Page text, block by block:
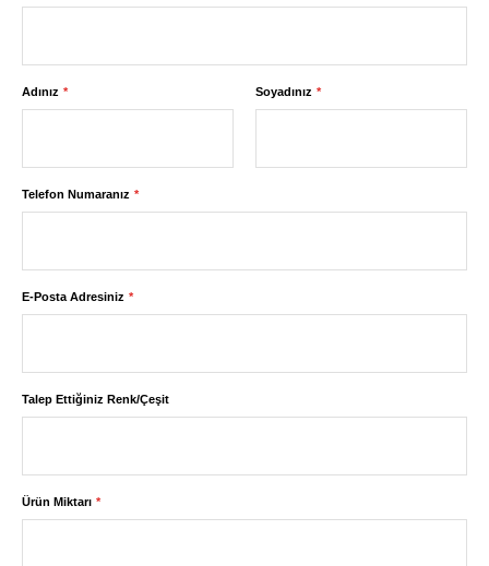
Adınız Soyadınız
Telefon Numaranız
E-Posta Adresiniz
Talep Ettiğiniz Renk/Çeşit
Ürün Miktarı